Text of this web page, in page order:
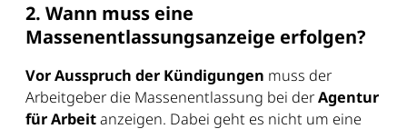
2. Wann muss eine
Massenentlassungsanzeige erfolgen?
Vor Ausspruch der Kündigungen muss der
Arbeitgeber die Massenentlassung bei derAgentur
für Arbeitanzeigen. Dabei geht es nicht um eine